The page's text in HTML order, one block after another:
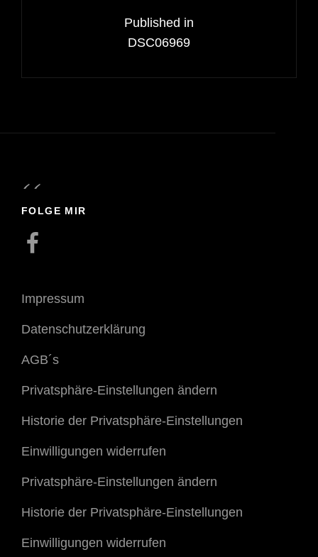
Published in
DSC06969
FOLGE MIR
Facebook
Impressum
Datenschutzerklärung
AGB´s
Privatsphäre-Einstellungen ändern
Historie der Privatsphäre-Einstellungen
Einwilligungen widerrufen
Privatsphäre-Einstellungen ändern
Historie der Privatsphäre-Einstellungen
Einwilligungen widerrufen